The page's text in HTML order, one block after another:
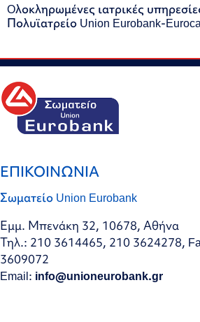
Oλοκληρωμένες ιατρικές
Πολυϊατρείο Union Eurobank-
ΕΠΙΚΟΙΝΩΝΙΑ
Σωματείο Union Eurobank
Εμμ. Μπενάκη 32, 10678, Αθήνα
Τηλ.: 210 3614465, 210 3624278,
3609072
Email: info@unioneurobank.gr